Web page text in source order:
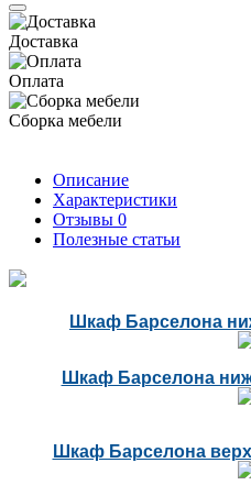
Доставка
Оплата
Сборка мебели
Описание
Характеристики
Отзывы 0
Полезные статьи
Шкаф Барселона
Шкаф Барселона
Шкаф Барселона